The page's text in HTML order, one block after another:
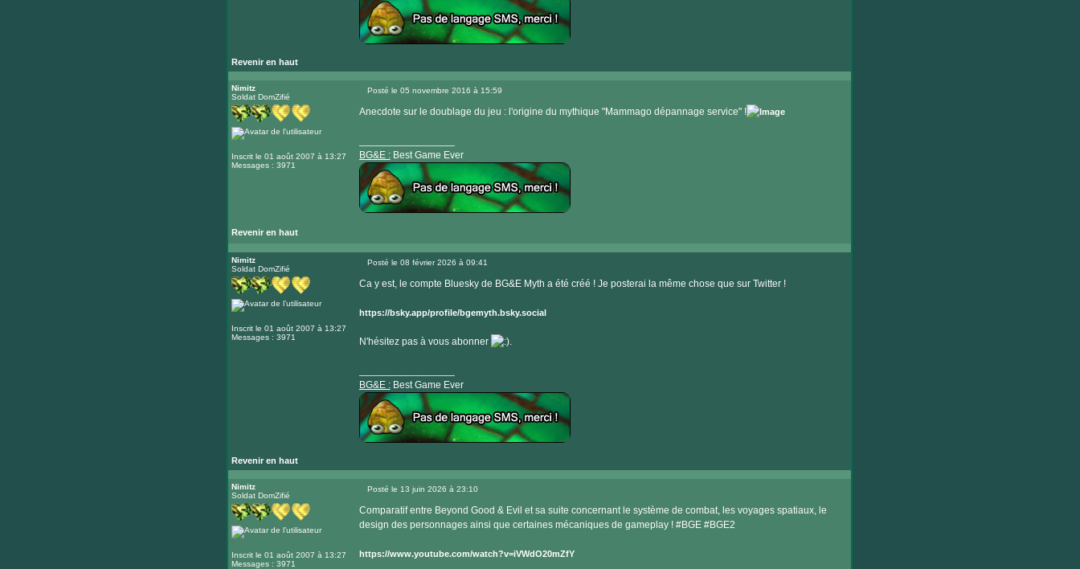
Revenir en haut
Visiter
site
Nimitz
Soldat DomZifié
Inscrit le 01 août 2007 à 13:27
Messages : 3971
Posté le 05 novembre 2016 à 15:59
Anecdote sur le doublage du jeu : l'origine du mythique "Mammago dépannage service" !
BG&E :Best Game Ever
Revenir en haut
le
site
Nimitz
Soldat DomZifié
Inscrit le 01 août 2007 à 13:27
Messages : 3971
Posté le 08 février 2026 à 09:41
Ca y est, le compte Bluesky de BG&E Myth a été créé ! Je posterai la même chose que sur Twitter !
https://bsky.app/profile/bgemyth.bsky.social
N'hésitez pas à vous abonner .
BG&E :Best Game Ever
Revenir en haut
Visiter
site
Nimitz
Soldat DomZifié
Inscrit le 01 août 2007 à 13:27
Messages : 3971
Posté le 13 juin 2026 à 23:10
Comparatif entre Beyond Good & Evil et sa suite concernant le système de combat, les voyages spatiaux, le
design des personnages ainsi que certaines mécaniques de gameplay ! #BGE #BGE2
https://www.youtube.com/watch?v=iVWdO20mZfY